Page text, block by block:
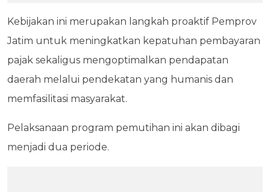
Kebijakan ini merupakan langkah proaktif Pemprov
Jatim untuk meningkatkan kepatuhan pembayaran
pajak sekaligus mengoptimalkan pendapatan
daerah melalui pendekatan yang humanis dan
memfasilitasi masyarakat.
Pelaksanaan program pemutihan ini akan dibagi
menjadi dua periode.